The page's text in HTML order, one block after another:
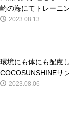
崎の海にてトレーニン
2023.08.13
環境にも体にも配慮
COCOSUNSHINEサ
2023.08.06